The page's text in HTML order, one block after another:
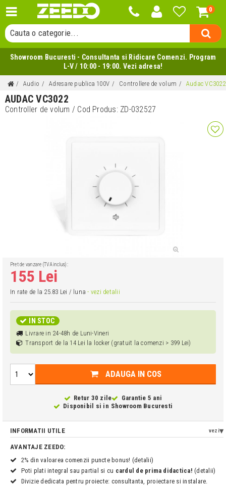
0
Cauta un produs...
Cauta o categorie...
Cauta un producator...
Cauta un produs...
Showroom Bucuresti - Consultanta si Ridicare Comenzi. Program
L-V / 10:00 - 19:00. Vezi adresa!
Audio Adresare publica 100V Controllere de volum Audac VC3022
AUDAC VC3022
Controller de volum / Cod Produs: ZD-032527
Pret de vanzare (TVA inclus):
155 Lei
In rate de la 25.83 Lei / luna- vezi detalii
IN STOC
Livrare in 24-48h de Luni-Vineri
Transport de la 14 Lei la locker (gratuit la comenzi > 399 Lei)
ADAUGA IN COS
Retur 30 zile
Garantie 5 ani
Disponibil si in Showroom Bucuresti
INFORMATII UTILE vezi
AVANTAJE ZEEDO:
2% din valoarea comenzii puncte bonus! (detalii)
Poti plati integral sau partial si cu cardul de prima didactica! (detalii)
Divizie dedicata pentru proiecte: consultanta, proiectare si instalare.